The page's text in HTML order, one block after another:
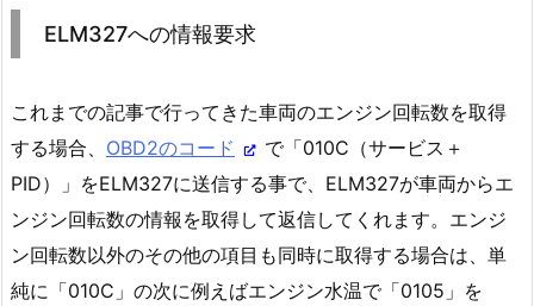
ELM327への情報要求
これまでの記事で行ってきた車両のエンジン回転数を取得
する場合、 OBD2のコード
で「010C（サービス＋
PID）」をELM327に送信する事で、ELM327が車両からエ
ンジン回転数の情報を取得して返信してくれます。エンジ
ン回転数以外のその他の項目も同時に取得する場合は、単
純に「010C」の次に例えばエンジン水温で「0105」を